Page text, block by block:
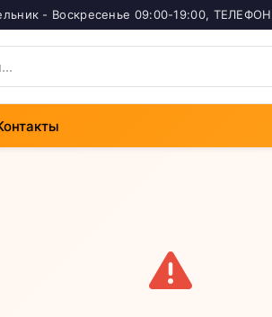
- Воскресенье 09:00-19:00, ТЕЛЕФОН